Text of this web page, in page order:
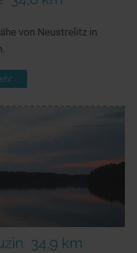
von Neustrelitz in
34,9 km